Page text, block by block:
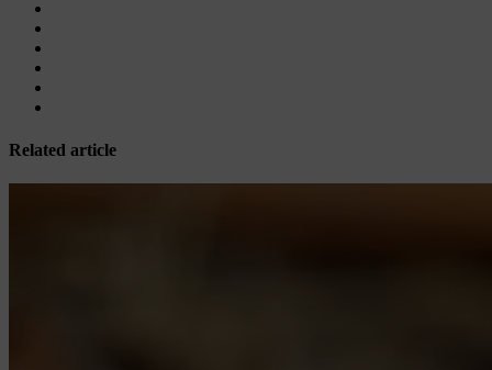
Related article